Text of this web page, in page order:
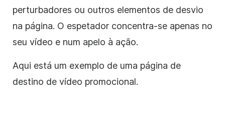
perturbadores ou outros elementos de desvio
na página. O espetador concentra-se apenas no
seu vídeo e num apelo à ação.
Aqui está um exemplo de uma página de
destino de vídeo promocional.